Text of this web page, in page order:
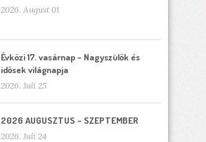
2026. August 01
Évközi 17. vasárnap – Nagyszülők és
idősek világnapja
2026. Juli 25
2026 AUGUSZTUS – SZEPTEMBER
2026. Juli 24